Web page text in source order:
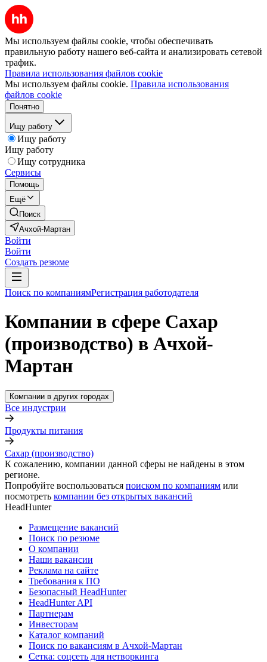
Мы используем файлы cookie, чтобы обеспечивать
правильную работу нашего веб-сайта и анализировать сетевой
трафик.
Правила использования файлов cookie
Мы используем файлы cookie. Правила использования
файлов cookie
Понятно
Ищу работу
Ищу работу
Ищу работу
Ищу сотрудника
Сервисы
Помощь
Ещё
Поиск
Ачхой-Мартан
Войти
Войти
Создать резюме
Поиск по компаниямРегистрация работодателя
Компании в сфере Сахар
(производство) в Ачхой-
Мартан
Компании в других городах
Все индустрии
Продукты питания
Сахар (производство)
К сожалению, компании данной сферы не найдены в этом
регионе.
Попробуйте воспользоваться поиском по компаниям или
посмотреть компании без открытых вакансий
HeadHunter
Размещение вакансий
Поиск по резюме
О компании
Наши вакансии
Реклама на сайте
Требования к ПО
Безопасный HeadHunter
HeadHunter API
Партнерам
Инвесторам
Каталог компаний
Поиск по вакансиям в Ачхой-Мартан
Сетка: соцсеть для нетворкинга